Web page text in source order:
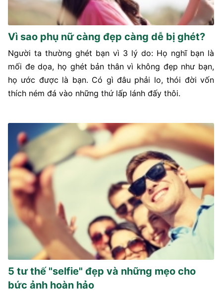
Vì sao phụ nữ càng đẹp càng dễ bị ghét?
Người ta thường ghét bạn vì 3 lý do: Họ nghĩ bạn là
mối đe dọa, họ ghét bản thân vì không đẹp như bạn,
họ ước được là bạn. Có gì đâu phải lo, thói đời vốn
thích ném đá vào những thứ lấp lánh đấy thôi.
5 tư thế "selfie" đẹp và những mẹo cho
bức ảnh hoàn hảo